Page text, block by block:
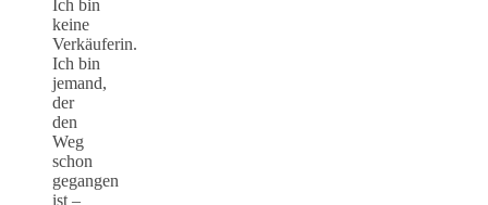
Ich bin
keine
Verkäuferin.
Ich bin
jemand,
der
den
Weg
schon
gegangen
ist –